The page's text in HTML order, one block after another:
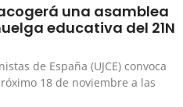
una asamblea
educativa del 21N
de España (UJCE) convoca
18 de noviembre a las